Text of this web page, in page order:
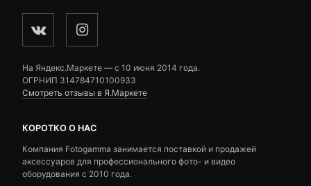
На Яндекс.Маркете — c 10 июня 2014 года.
ОГРНИП 314784710100933
Смотреть отзывы в Я.Маркете
КОРОТКО О НАС
Компания Fotogamma занимается поставкой и продажей
аксессуаров для профессионального фото- и видео
оборудования с 2010 года.